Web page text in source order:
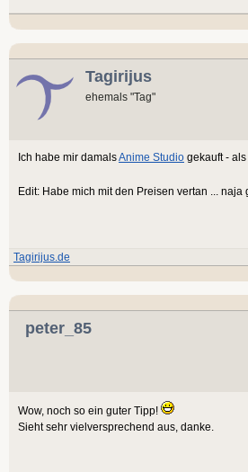
Tagirijus
ehemals "Tag"
Ich habe mir damalsAnime Studio gekauft -
Edit: Habe mich mit den Preisen vertan ...
Tagirijus.de
peter_85
Wow, noch so ein guter Tipp!
Sieht sehr vielversprechend aus, danke.